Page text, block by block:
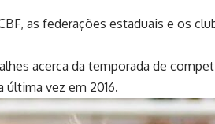
as federações estaduais e os
acerca da temporada de
vez em 2016.